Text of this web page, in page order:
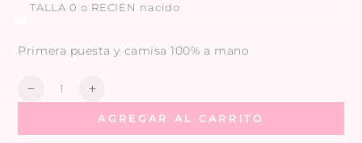
TALLA 0 o RECIEN nacido
Primera puesta y camisa 100% a mano
Cantidad
Reducir
Aumentar
cantidad
AGREGAR AL CARRITO